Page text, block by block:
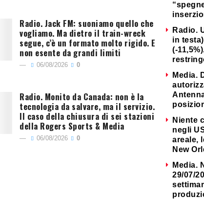
Radio. Jack FM: suoniamo quello che
vogliamo. Ma dietro il train-wreck
segue, c’è un formato molto rigido. E
non esente da grandi limiti
06/08/2026 0
Radio. Monito da Canada: non è la
tecnologia da salvare, ma il servizio.
Il caso della chiusura di sei stazioni
della Rogers Sports & Media
06/08/2026 0
Radio.
in
(-
Media.
Niente
negli
areale,
New
Media.
29/07/